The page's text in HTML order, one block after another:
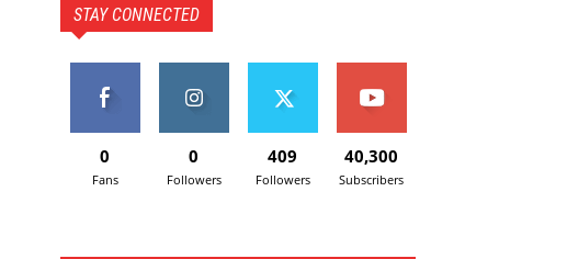
STAY CONNECTED
0
Fans
0
Followers
409
Followers
40,300
Subscribers